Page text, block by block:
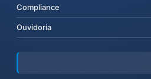
Compliance
Ouvidoria